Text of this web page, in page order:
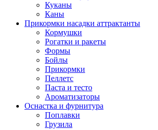
Куканы
Каны
Прикормки насадки аттрактанты
Кормушки
Рогатки и ракеты
Формы
Бойлы
Прикормки
Пеллетс
Паста и тесто
Ароматизаторы
Оснастка и фурнитура
Поплавки
Грузила